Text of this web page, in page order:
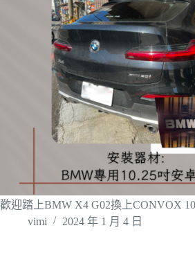
歡迎踏上BMW X4 G02換上CONVOX
vimi
2024 年 1 月 4 日